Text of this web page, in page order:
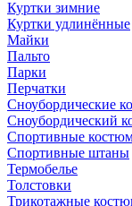
Куртки зимние
Куртки удлинённые
Майки
Пальто
Парки
Перчатки
Сноубордические
Сноубордический
Спортивные
Спортивные штаны
Термобелье
Толстовки
Трикотажные